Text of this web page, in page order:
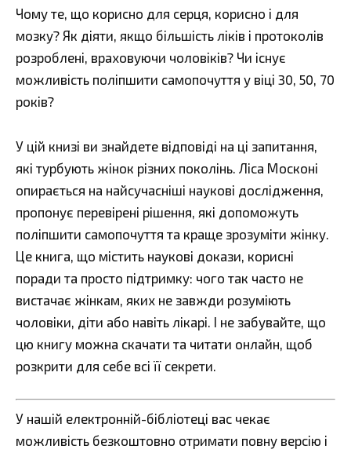
Чому те, що корисно для серця, корисно і для
мозку? Як діяти, якщо більшість ліків і протоколів
розроблені, враховуючи чоловіків? Чи існує
можливість поліпшити самопочуття у віці 30, 50, 70
років?
У цій книзі ви знайдете відповіді на ці запитання,
які турбують жінок різних поколінь. Ліса Москоні
опирається на найсучасніші наукові дослідження,
пропонує перевірені рішення, які допоможуть
поліпшити самопочуття та краще зрозуміти жінку.
Це книга, що містить наукові докази, корисні
поради та просто підтримку: чого так часто не
вистачає жінкам, яких не завжди розуміють
чоловіки, діти або навіть лікарі. І не забувайте, що
цю книгу можна скачати та читати онлайн, щоб
розкрити для себе всі її секрети.
У нашій електронній-бібліотеці вас чекає
можливість безкоштовно отримати повну версію і